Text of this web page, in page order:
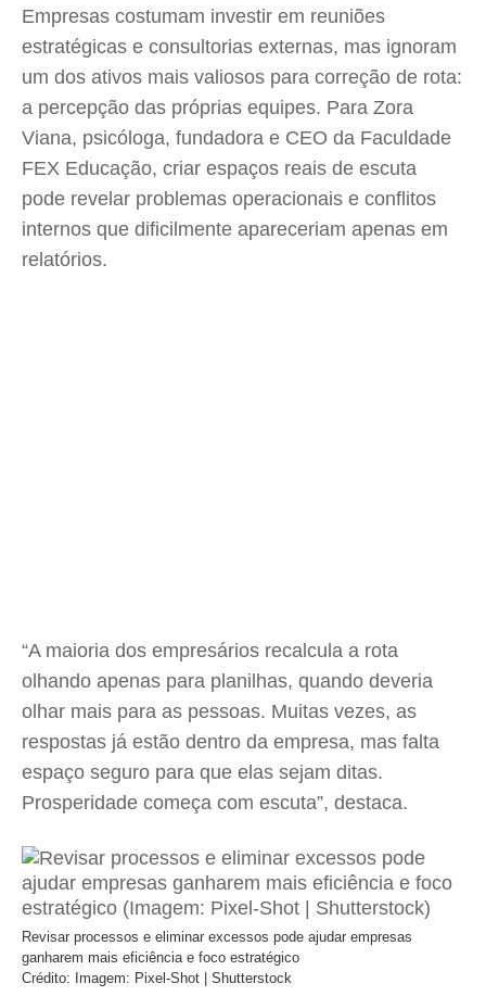
Empresas costumam investir em reuniões
estratégicas e consultorias externas, mas ignoram
um dos ativos mais valiosos para correção de rota:
a percepção das próprias equipes. Para Zora
Viana, psicóloga, fundadora e CEO da Faculdade
FEX Educação, criar espaços reais de escuta
pode revelar problemas operacionais e conflitos
internos que dificilmente apareceriam apenas em
relatórios.
“A maioria dos empresários recalcula a rota
olhando apenas para planilhas, quando deveria
olhar mais para as pessoas. Muitas vezes, as
respostas já estão dentro da empresa, mas falta
espaço seguro para que elas sejam ditas.
Prosperidade começa com escuta”, destaca.
Revisar processos e eliminar excessos pode ajudar empresas
ganharem mais eficiência e foco estratégico
Crédito: Imagem: Pixel-Shot | Shutterstock